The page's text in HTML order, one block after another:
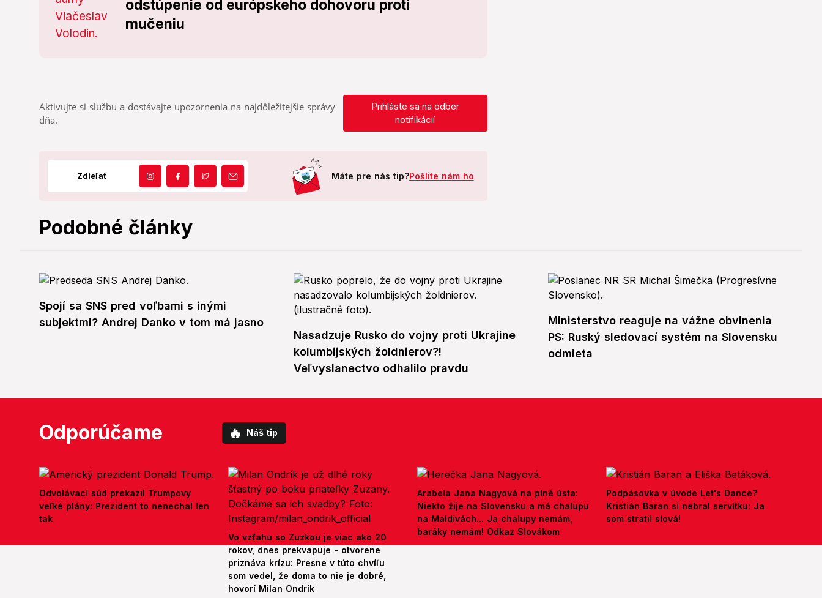
odstúpenie od európskeho dohovoru proti
mučeniu
Aktivujte si službu a dostávajte upozornenia na najdôležitejšie správy
dňa.
Prihláste sa na odber
notifikácií
Zdieľať Máte pre nás tip?Pošlite nám ho
Podobné články
Spojí sa SNS pred voľbami s inými
subjektmi? Andrej Danko v tom má jasno
Nasadzuje Rusko do vojny proti Ukrajine
kolumbijských žoldnierov?!
Veľvyslanectvo odhalilo pravdu
Ministerstvo reaguje na vážne obvinenia
PS: Ruský sledovací systém na Slovensku
odmieta
Odporúčame 🔥 Náš tip
Odvolávací súd prekazil Trumpovy
veľké plány: Prezident to nenechal len
tak
Vo vzťahu so Zuzkou je viac ako 20
rokov, dnes prekvapuje - otvorene
priznáva krízu: Presne v túto chvíľu
som vedel, že doma to nie je dobré,
hovorí Milan Ondrík
Arabela Jana Nagyová na plné ústa:
Niekto žije na Slovensku a má chalupu
na Maldivách... Ja chalupy nemám,
baráky nemám! Odkaz Slovákom
Podpásovka v úvode Let's Dance?
Kristián Baran si nebral servítku: Ja
som stratil slová!